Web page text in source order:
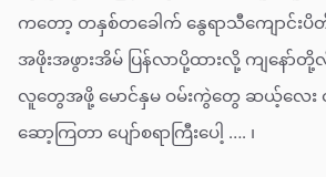
ကတော့ တနှစ်တခေါက် နွေရာသီကျောင်း
အဖိုးအဖွားအိမ် ပြန်လာပို့ထားလို့ ကျနော်
လူတွေအဖို့ မောင်နှမ ဝမ်းကွဲတွေ ဆယ့်လေး
ဆော့ကြတာ ပျော်စရာကြီးပေါ့ …. ၊